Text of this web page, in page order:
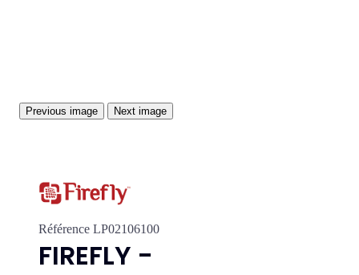
Previous image Next image
Référence LP02106100
FIREFLY -